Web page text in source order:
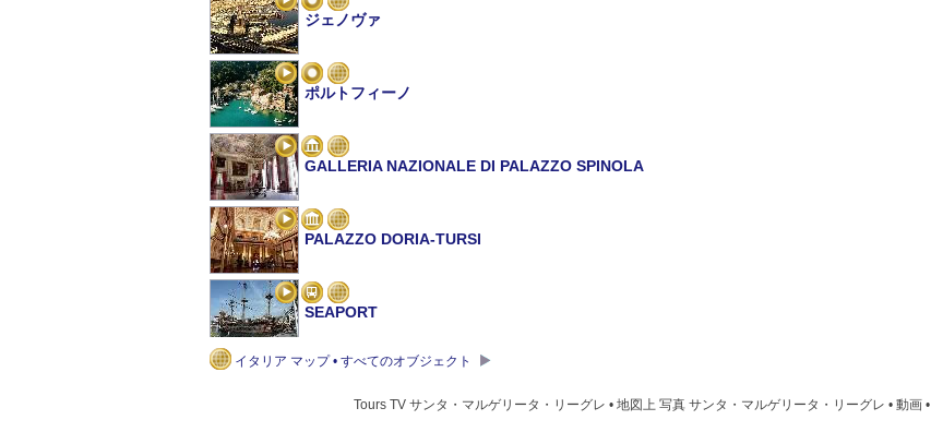
ジェノヴァ
ポルトフィーノ
GALLERIA NAZIONALE DI PALAZZO SPINOLA
PALAZZO DORIA-TURSI
SEAPORT
イタリア マップ • すべてのオブジェクト
Tours TV サンタ・マルゲリータ・リーグレ • 地図上 写真 サンタ・マルゲリータ・リーグレ • 動画 •